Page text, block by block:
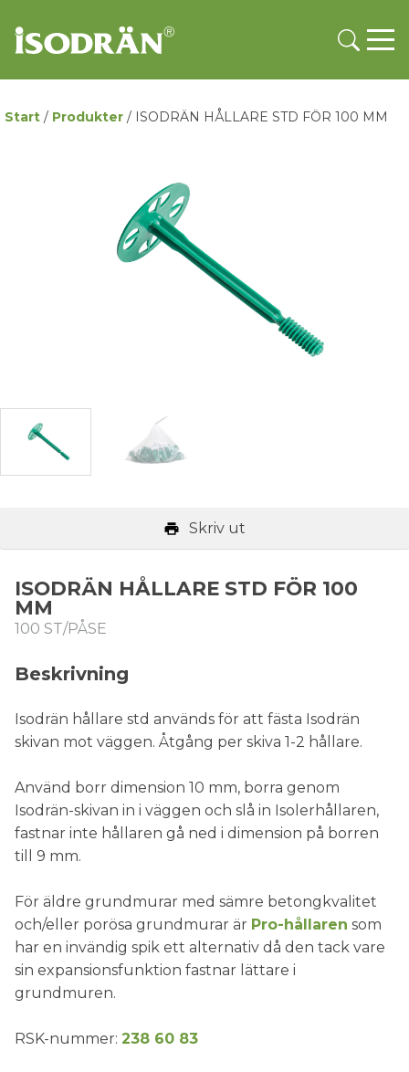
Start / Produkter / ISODRÄN HÅLLARE STD FÖR 100 MM
Skriv ut
ISODRÄN HÅLLARE STD FÖR 100
MM
100 ST/PÅSE
Beskrivning
Isodrän hållare std används för att fästa Isodrän
skivan mot väggen. Åtgång per skiva 1-2 hållare.
Använd borr dimension 10 mm, borra genom
Isodrän-skivan in i väggen och slå in Isolerhållaren,
fastnar inte hållaren gå ned i dimension på borren
till 9 mm.
För äldre grundmurar med sämre betongkvalitet
och/eller porösa grundmurar är Pro-hållaren som
har en invändig spik ett alternativ då den tack vare
sin expansionsfunktion fastnar lättare i
grundmuren.
RSK-nummer: 238 60 83